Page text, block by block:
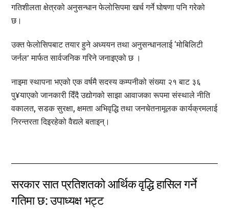
गतिशीलता क्षेत्रको अनुसन्धान फेलोसिपमा खर्च गर्ने घोषणा पनि गरेको
छ।
उक्त फेलोसिपबाट तयार हुने अध्ययन तथा अनुसन्धानलाई ‘मोबिलिटी
जर्नल’ मार्फत सार्वजनिक गरिने जनाइएको छ ।
नाइमा स्थापना भएको एक वर्षमै सदस्य कम्पनीको संख्या २१ बाट ३६
पु¥याएको जानकारी दिँदै उद्योगको साझा आवाजका रूपमा संस्थाले नीति
वकालत, सडक सुरक्षा, क्षमता अभिवृद्धि तथा जनचेतनामूलक कार्यक्रमलाई
निरन्तरता दिइरहेको वैद्यले बताइन्।
सरकार सात प्रतिशतको आर्थिक वृद्धि हासिल गर्ने
गतिमा छ: उपाध्यक्ष भट्ट